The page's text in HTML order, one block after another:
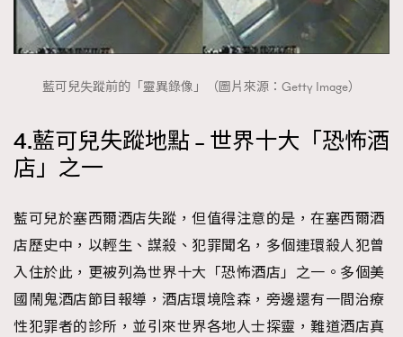
藍可兒失蹤前的「靈異錄像」（圖片來源：Getty Image）
4.藍可兒失蹤地點 – 世界十大「恐怖酒
店」之一
藍可兒於塞西爾酒店失蹤，但值得注意的是，在塞西爾酒
店歷史中，以輕生、謀殺、犯罪聞名，多個連環殺人犯曾
入住於此，更被列為世界十大「恐怖酒店」之一。多個美
國鬧鬼酒店節目報導，酒店環境陰森，旁邊還有一間治療
性犯罪者的診所，並引來世界各地人士探靈，難道酒店真